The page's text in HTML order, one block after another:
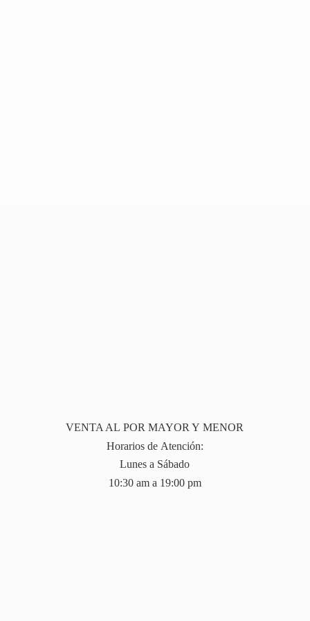
VENTA AL POR MAYOR Y MENOR
Horarios de Atención:
Lunes a Sábado
10:30 am a 19:00 pm